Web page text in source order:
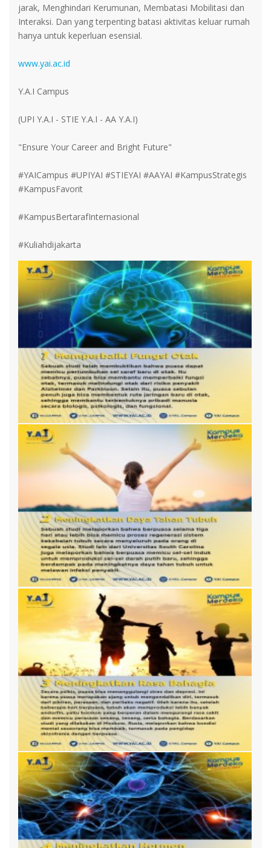
jarak, Menghindari Kerumunan, Membatasi Mobilitasi dan
Interaksi. Dan yang terpenting batasi aktivitas keluar rumah
hanya untuk keperluan esensial.
www.yai.ac.id
Y.A.I Campus
(UPI Y.A.I - STIE Y.A.I - AA Y.A.I)
"Ensure Your Career and Bright Future"
#YAICampus #UPIYAI #STIEYAI #AAYAI #KampusStrategis
#KampusFavorit
#KampusBertarafInternasional
#Kuliahdijakarta